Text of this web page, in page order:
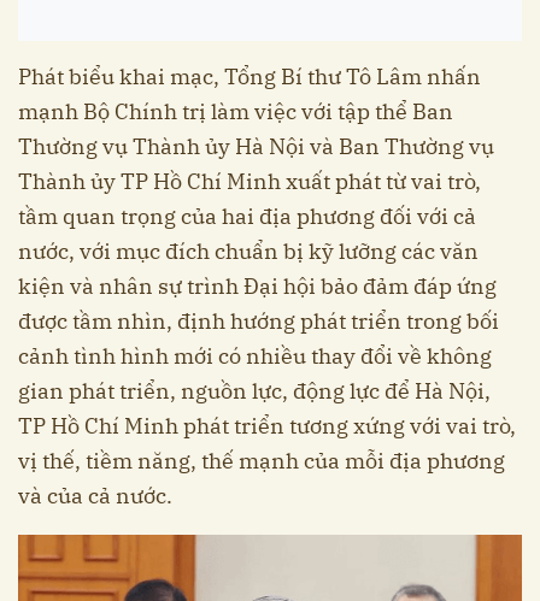
Phát biểu khai mạc, Tổng Bí thư Tô Lâm nhấn
mạnh Bộ Chính trị làm việc với tập thể Ban
Thường vụ Thành ủy Hà Nội và Ban Thường vụ
Thành ủy TP Hồ Chí Minh xuất phát từ vai trò,
tầm quan trọng của hai địa phương đối với cả
nước, với mục đích chuẩn bị kỹ lưỡng các văn
kiện và nhân sự trình Đại hội bảo đảm đáp ứng
được tầm nhìn, định hướng phát triển trong bối
cảnh tình hình mới có nhiều thay đổi về không
gian phát triển, nguồn lực, động lực để Hà Nội,
TP Hồ Chí Minh phát triển tương xứng với vai trò,
vị thế, tiềm năng, thế mạnh của mỗi địa phương
và của cả nước.